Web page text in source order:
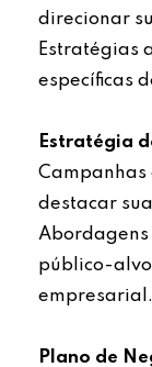
direcionar
Estratégias
específicas
Estratégia
destacar
público-
empresarial.
Plano de